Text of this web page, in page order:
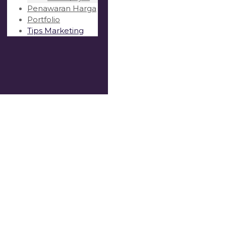
Penawaran Harga
Portfolio
Tips Marketing